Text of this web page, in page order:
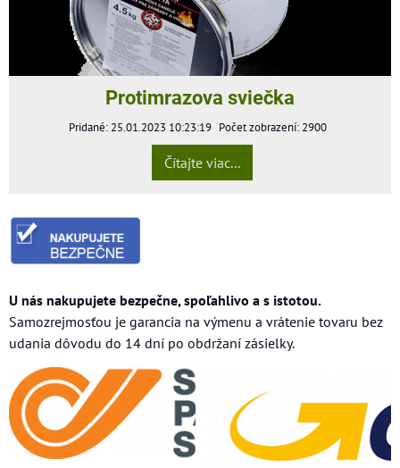
Protimrazova sviečka
Pridané: 25.01.2023 10:23:19 Počet zobrazení: 2900
Čítajte viac...
U nás nakupujete bezpečne, spoľahlivo a s istotou.
Samozrejmosťou je garancia na výmenu a vrátenie tovaru bez
udania dôvodu do 14 dní po obdržaní zásielky.